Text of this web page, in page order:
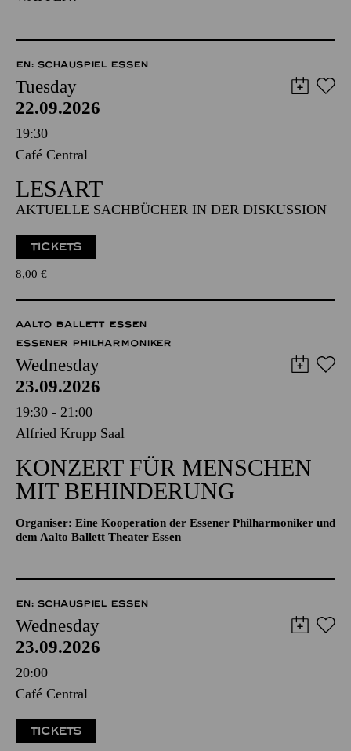
EN: SCHAUSPIEL ESSEN
Tuesday
22.09.2026
19:30
Café Central
LESART
AKTUELLE SACHBÜCHER IN DER DISKUSSION
TICKETS
8,00 €
AALTO BALLETT ESSEN
ESSENER PHILHARMONIKER
Wednesday
23.09.2026
19:30 - 21:00
Alfried Krupp Saal
KONZERT FÜR MENSCHEN
MIT BEHINDERUNG
Organiser: Eine Kooperation der Essener Philharmoniker und
dem Aalto Ballett Theater Essen
EN: SCHAUSPIEL ESSEN
Wednesday
23.09.2026
20:00
Café Central
TICKETS